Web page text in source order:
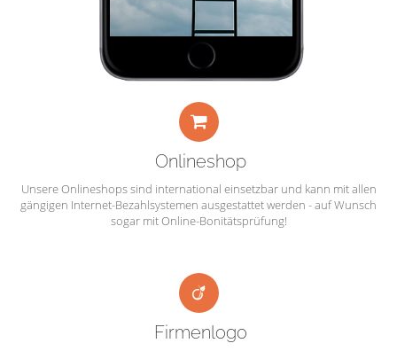
Onlineshop
Unsere Onlineshops sind international einsetzbar und kann mit allen
gängigen Internet-Bezahlsystemen ausgestattet werden - auf Wunsch
sogar mit Online-Bonitätsprüfung!
Firmenlogo